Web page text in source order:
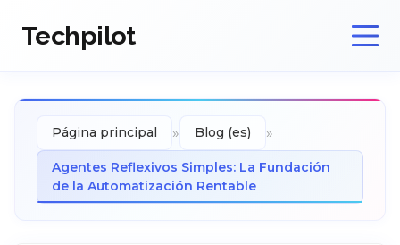
Techpilot
Página principal » Blog (es) »
Agentes Reflexivos Simples: La Fundación
de la Automatización Rentable